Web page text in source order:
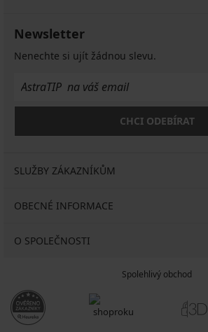
Newsletter
Nenechte si ujít žádnou slevu.
CHCI ODEBÍRAT
SLUŽBY ZÁKAZNÍKŮM
OBECNÉ INFORMACE
O SPOLEČNOSTI
Spolehlivý obchod